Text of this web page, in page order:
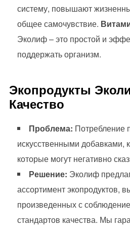
систему, повышают
общее самочувствие.
Эколиф – это простой и
поддержать организм.
Экопродукты
Качество
Проблема: Потребление
искусственными добавками,
которые могут негативно
Решение: Эколиф
ассортимент экопродуктов,
произведенных с
стандартов качества. Мы